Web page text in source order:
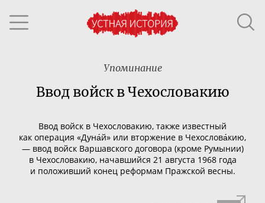
Упоминание
Ввод войск в Чехословакию
Ввод войск в Чехословакию, также известный
как операция «Дуна́й» или вторжение в Чехослова́кию,
— ввод войск Варшавского договора (кроме Румынии)
в Чехословакию, начавшийся 21 августа 1968 года
и положивший конец реформам Пражской весны.